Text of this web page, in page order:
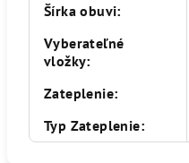
Šírka obuvi:
Vyberateľné
vložky:
Zateplenie:
Typ Zateplenie: